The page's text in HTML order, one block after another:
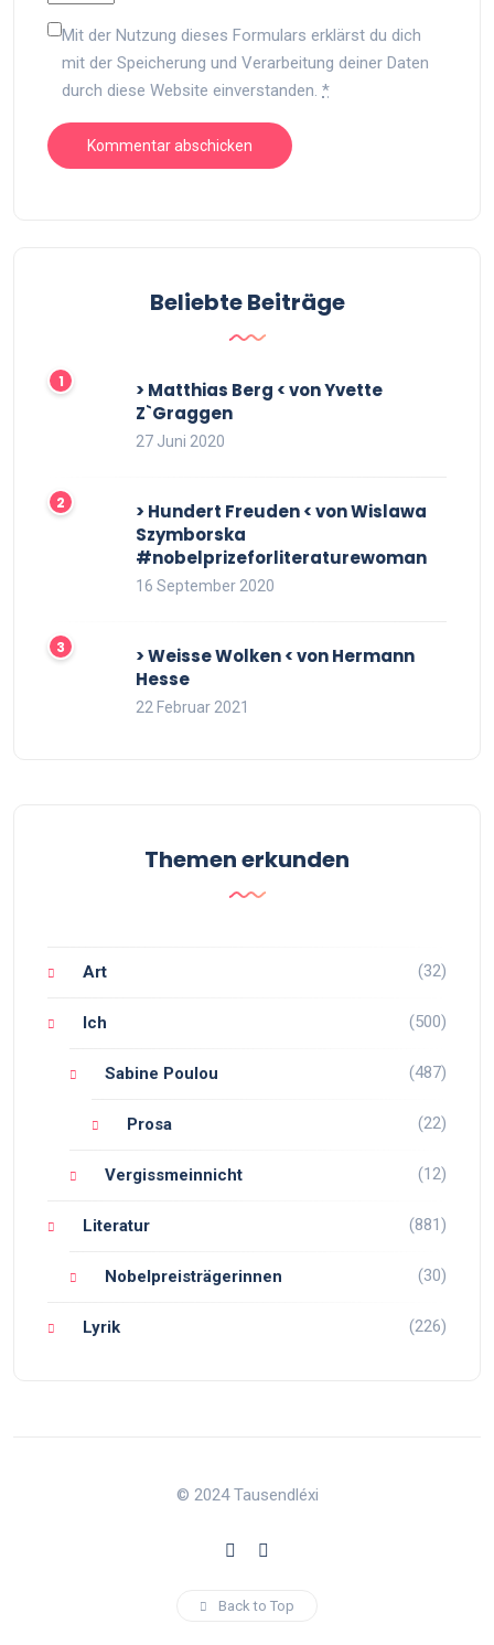
Mit der Nutzung dieses Formulars erklärst du dich
mit der Speicherung und Verarbeitung deiner Daten
durch diese Website einverstanden. *
Beliebte Beiträge
> Matthias Berg < von Yvette
Z`Graggen
27 Juni 2020
> Hundert Freuden < von Wislawa
Szymborska
#nobelprizeforliteraturewoman
16 September 2020
> Weisse Wolken < von Hermann
Hesse
22 Februar 2021
Themen erkunden
Art (32)
Ich (500)
Sabine Poulou (487)
Prosa (22)
Vergissmeinnicht (12)
Literatur (881)
Nobelpreisträgerinnen (30)
Lyrik (226)
© 2024 Tausendléxi
Back to Top